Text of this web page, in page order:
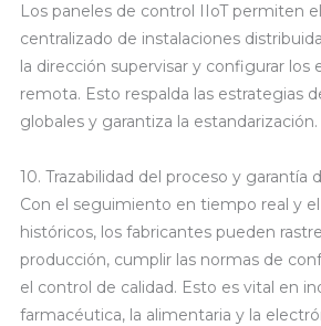
Los paneles de control IIoT permiten
centralizado de instalaciones
la dirección supervisar y configurar los
remota. Esto respalda las estrategias
globales y garantiza la estandarización.
10. Trazabilidad del proceso y garantía
Con el seguimiento en tiempo real y
históricos, los fabricantes pueden
producción, cumplir las normas de
el control de calidad. Esto es vital en
farmacéutica, la alimentaria y la